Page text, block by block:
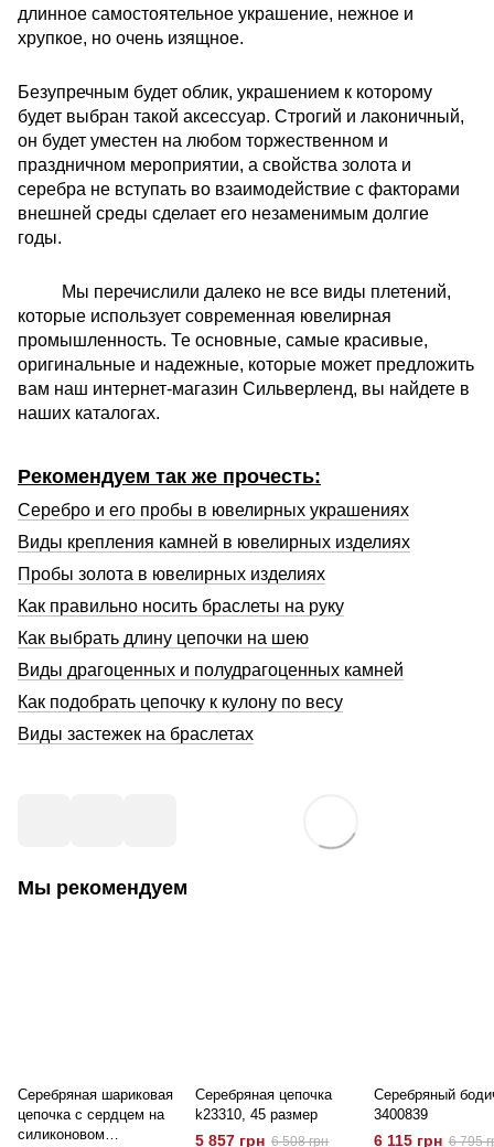
длинное самостоятельное украшение, нежное и
хрупкое, но очень изящное.
Безупречным будет облик, украшением к которому
будет выбран такой аксессуар. Строгий и лаконичный,
он будет уместен на любом торжественном и
праздничном мероприятии, а свойства золота и
серебра не вступать во взаимодействие с факторами
внешней среды сделает его незаменимым долгие
годы.
Мы перечислили далеко не все виды плетений,
которые использует современная ювелирная
промышленность. Те основные, самые красивые,
оригинальные и надежные, которые может предложить
вам наш интернет-магазин Сильверленд, вы найдете в
наших каталогах.
Рекомендуем так же прочесть:
Серебро и его пробы в ювелирных украшениях
Виды крепления камней в ювелирных изделиях
Пробы золота в ювелирных изделиях
Как правильно носить браслеты на руку
Как выбрать длину цепочки на шею
Виды драгоценных и полудрагоценных камней
Как подобрать цепочку к кулону по весу
Виды застежек на браслетах
Мы рекомендуем
Серебряная шариковая
цепочка с сердцем на
силиконовом
Серебряная цепочка
k23310, 45 размер
5 857 грн 6 508 грн
Серебряный
3400839
6 115 грн 6 795